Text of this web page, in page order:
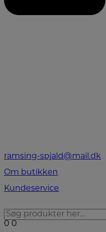
ramsing-spjald@mail.dk
Om butikken
Kundeservice
0 0